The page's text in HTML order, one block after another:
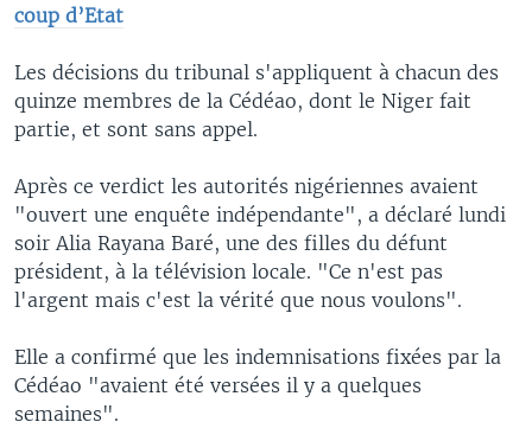
coup d’Etat
Les décisions du tribunal s'appliquent à chacun des
quinze membres de la Cédéao, dont le Niger fait
partie, et sont sans appel.
Après ce verdict les autorités nigériennes avaient
"ouvert une enquête indépendante", a déclaré lundi
soir Alia Rayana Baré, une des filles du défunt
président, à la télévision locale. "Ce n'est pas
l'argent mais c'est la vérité que nous voulons".
Elle a confirmé que les indemnisations fixées par la
Cédéao "avaient été versées il y a quelques
semaines".